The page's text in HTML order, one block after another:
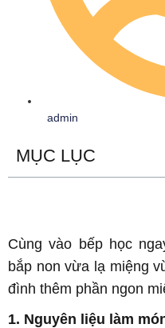
admin
MỤC LỤC
Cùng vào bếp học
bắp non vừa lạ miệng
đình thêm phần ngon
1. Nguyên liệu làm